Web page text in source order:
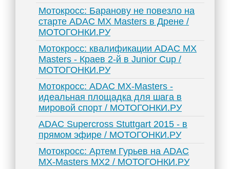
Мотокросс: Баранову не повезло на
старте ADAC MX Masters в Дрене /
МОТОГОНКИ.РУ
Мотокросс: квалификации ADAC MX
Masters - Краев 2-й в Junior Cup /
МОТОГОНКИ.РУ
Мотокросс: ADAC MX-Masters -
идеальная площадка для шага в
мировой спорт / МОТОГОНКИ.РУ
ADAC Supercross Stuttgart 2015 - в
прямом эфире / МОТОГОНКИ.РУ
Мотокросс: Артем Гурьев на ADAC
MX-Masters MX2 / МОТОГОНКИ.РУ